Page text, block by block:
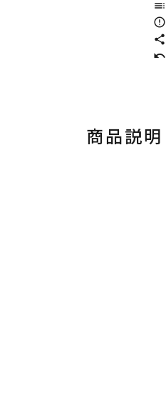
toc
error_outline
share
undo
商品説明